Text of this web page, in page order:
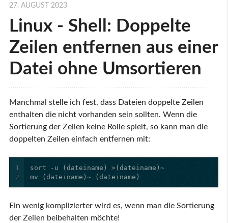
Linux - Shell: Doppelte
Zeilen entfernen aus einer
Datei ohne Umsortieren
27. AUGUST 2023
Manchmal stelle ich fest, dass Dateien doppelte Zeilen
enthalten die nicht vorhanden sein sollten. Wenn die
Sortierung der Zeilen keine Rolle spielt, so kann man die
doppelten Zeilen einfach entfernen mit:
1
2
mv (dateiname)~ (dateiname)
Ein wenig komplizierter wird es, wenn man die Sortierung
der Zeilen beibehalten möchte!